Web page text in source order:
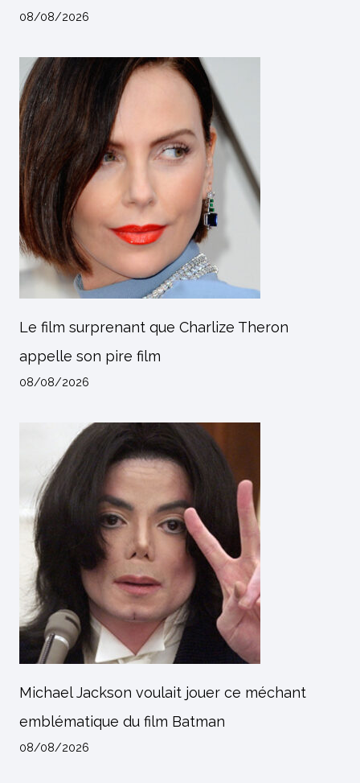
08/08/2026
Le film surprenant que Charlize Theron
appelle son pire film
08/08/2026
Michael Jackson voulait jouer ce méchant
emblématique du film Batman
08/08/2026